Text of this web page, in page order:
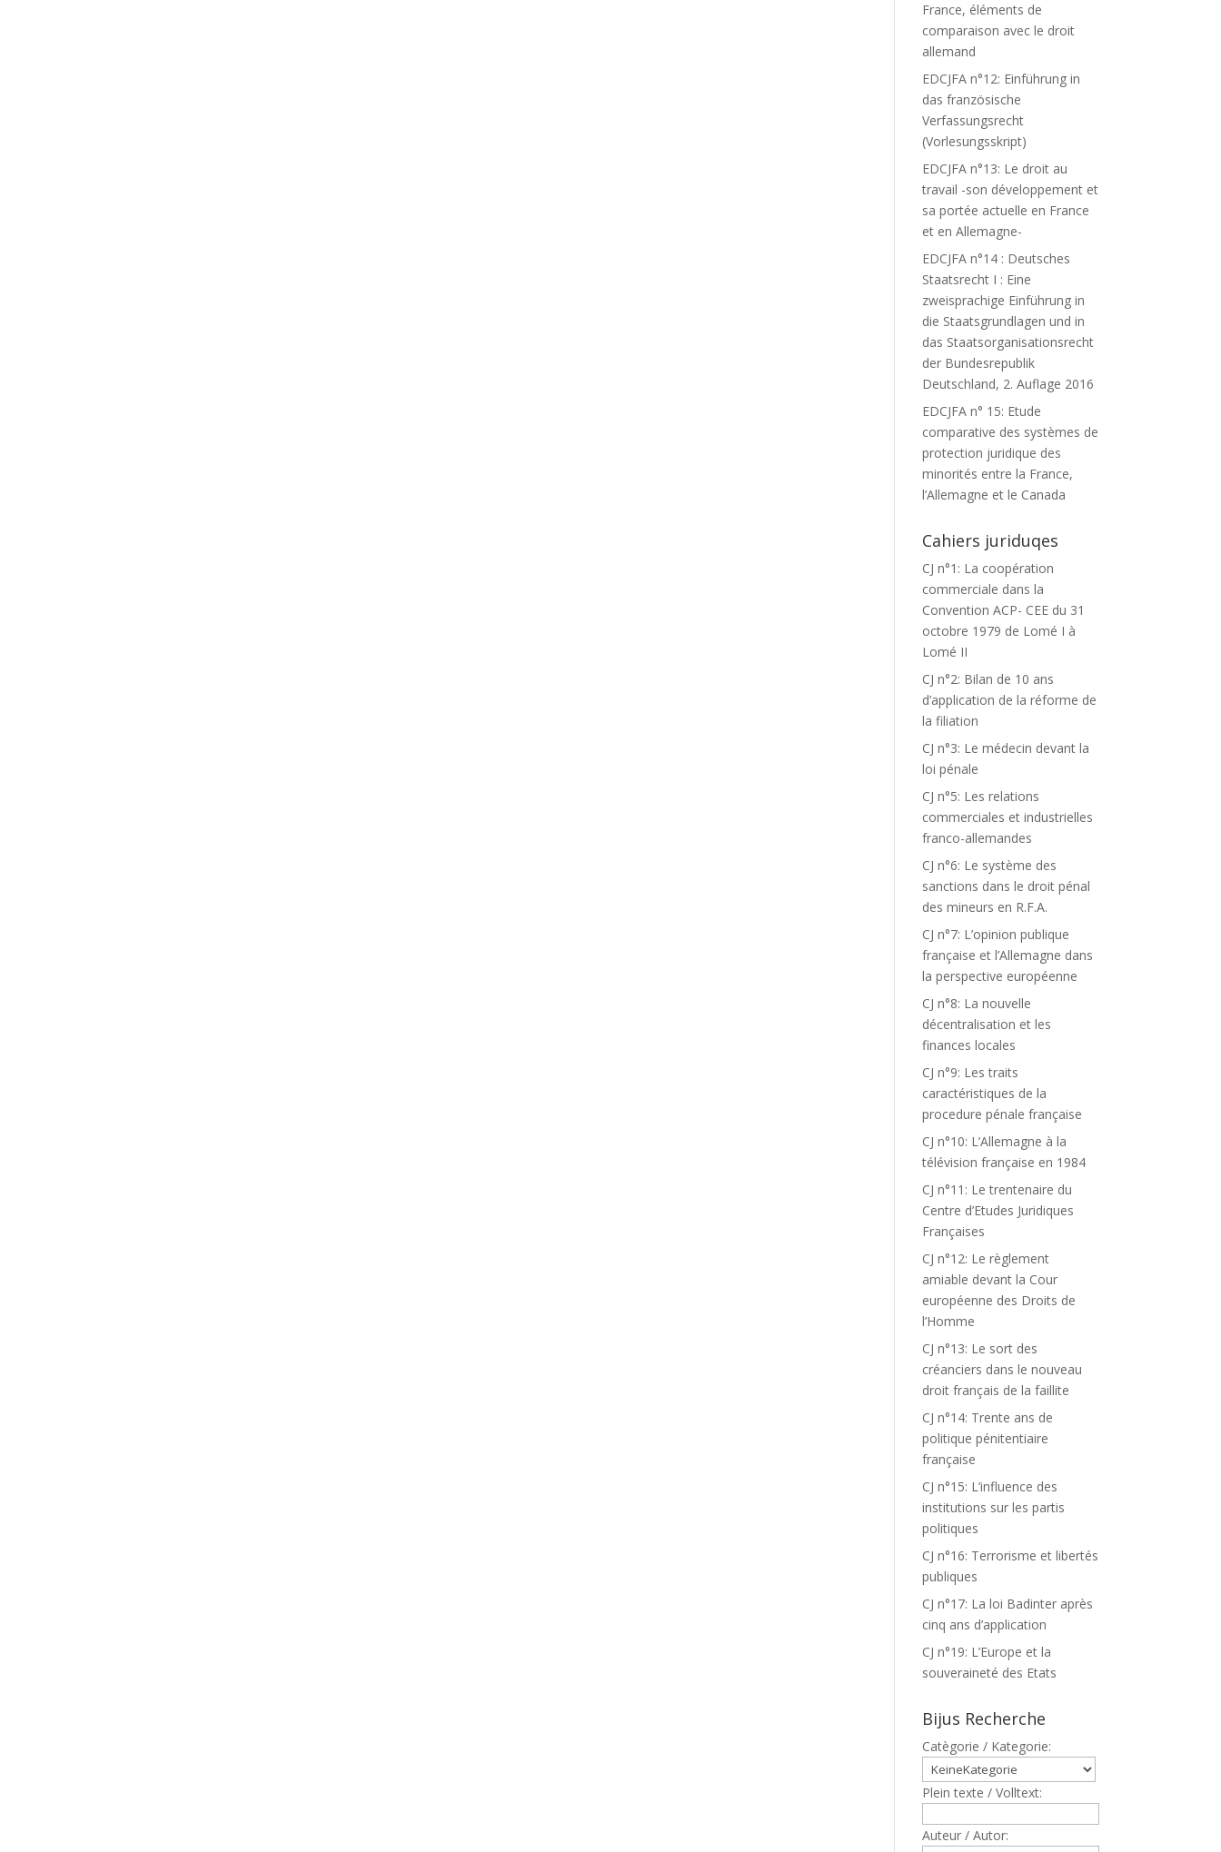
France, éléments de
comparaison avec le droit
allemand
EDCJFA n°12: Einführung in
das französische
Verfassungsrecht
(Vorlesungsskript)
EDCJFA n°13: Le droit au
travail -son développement et
sa portée actuelle en France
et en Allemagne-
EDCJFA n°14 : Deutsches
Staatsrecht I : Eine
zweisprachige Einführung in
die Staatsgrundlagen und in
das Staatsorganisationsrecht
der Bundesrepublik
Deutschland, 2. Auflage 2016
EDCJFA n° 15: Etude
comparative des systèmes de
protection juridique des
minorités entre la France,
l’Allemagne et le Canada
Cahiers juriduqes
CJ n°1: La coopération
commerciale dans la
Convention ACP- CEE du 31
octobre 1979 de Lomé I à
Lomé II
CJ n°2: Bilan de 10 ans
d’application de la réforme de
la filiation
CJ n°3: Le médecin devant la
loi pénale
CJ n°5: Les relations
commerciales et industrielles
franco-allemandes
CJ n°6: Le système des
sanctions dans le droit pénal
des mineurs en R.F.A.
CJ n°7: L’opinion publique
française et l’Allemagne dans
la perspective européenne
CJ n°8: La nouvelle
décentralisation et les
finances locales
CJ n°9: Les traits
caractéristiques de la
procedure pénale française
CJ n°10: L’Allemagne à la
télévision française en 1984
CJ n°11: Le trentenaire du
Centre d’Etudes Juridiques
Françaises
CJ n°12: Le règlement
amiable devant la Cour
européenne des Droits de
l’Homme
CJ n°13: Le sort des
créanciers dans le nouveau
droit français de la faillite
CJ n°14: Trente ans de
politique pénitentiaire
française
CJ n°15: L’influence des
institutions sur les partis
politiques
CJ n°16: Terrorisme et libertés
publiques
CJ n°17: La loi Badinter après
cinq ans d’application
CJ n°19: L’Europe et la
souveraineté des Etats
Bijus Recherche
Catègorie / Kategorie:
Plein texte / Volltext:
Auteur / Autor: